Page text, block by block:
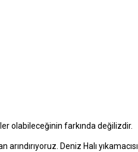
olabileceğinin farkında değilizdir.
Deniz Halı yıkamacısı